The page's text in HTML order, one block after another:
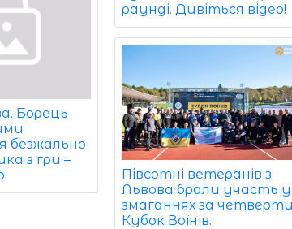
Борець
безжально
з гри –
раунді. Дивіться відео!
Півсотні ветеранів з
Львова брали участь у
змаганнях за
Кубок Воїнів.